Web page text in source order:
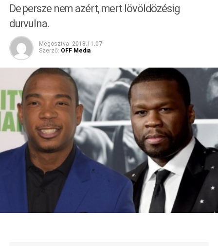
De persze nem azért, mert lövöldözésig
durvulna.
Megosztva 2018.11.07
Szerző: OFF Media